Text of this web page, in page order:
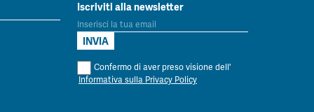
Iscriviti alla newsletter
Confermo di aver preso visione dell'
Informativa sulla Privacy Policy